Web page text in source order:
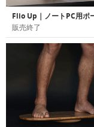
販売終了